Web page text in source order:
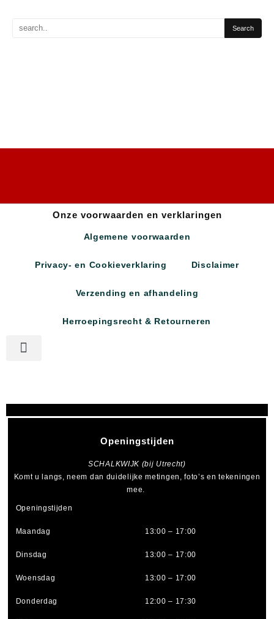
Onze voorwaarden en verklaringen
Algemene voorwaarden
Privacy- en Cookieverklaring Disclaimer
Verzending en afhandeling
Herroepingsrecht & Retourneren
Openingstijden
SCHALKWIJK (bij Utrecht)
Komt u langs, neem dan duidelijke metingen, foto’s en tekeningen
mee.
Openingstijden
Maandag 13:00 – 17:00
Dinsdag 13:00 – 17:00
Woensdag 13:00 – 17:00
Donderdag 12:00 – 17:30